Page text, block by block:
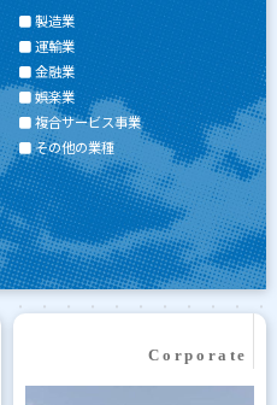
製造業
運輸業
金融業
娯楽業
複合サービス事業
その他の業種